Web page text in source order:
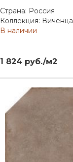
Страна: Россия
Коллекция: Виченца
В наличии
1 824 руб./м2